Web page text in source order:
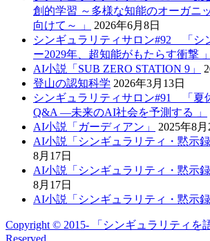
創的学習 ～多様な知能のオーガニ
向けて～ 」
2026年6月8日
シンギュラリティサロン#92 「シ
ー2029年、超知能がもたらす衝撃 」
AI小説「SUB ZERO STATION 9」
登山の認知科学 2026年3月13日
シンギュラリティサロン#91 「夏
Q&A —未来のAI社会を予測する 」
AI小説「ガーディアン」
2025年8月
AI小説「シンギュラリティ・黙示
8月17日
AI小説「シンギュラリティ・黙示
8月17日
AI小説「シンギュラリティ・黙示録
Copyright © 2015- 「シンギュラリティを